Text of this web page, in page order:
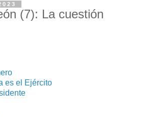
(7): La cuestión
es el Ejército